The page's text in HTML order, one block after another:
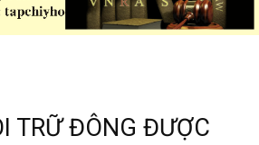
TRỮ ĐÔNG ĐƯỢC